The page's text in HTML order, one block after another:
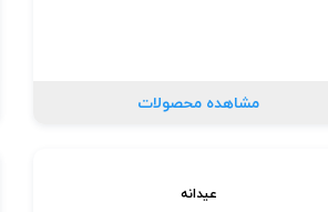
مشاهده محصولات
عیدانه